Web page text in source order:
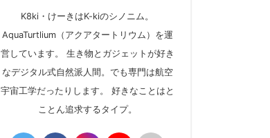
K8ki・けーきはK-kiのシノニム。
AquaTurtlium（アクアタートリウム）を運
営しています。 生き物とガジェットが好き
なデジタル式自然派人間。でも専門は航空
宇宙工学だったりします。 好きなことはと
ことん追求するタイプ。